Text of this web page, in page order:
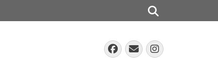
Facebook
E-
Mail